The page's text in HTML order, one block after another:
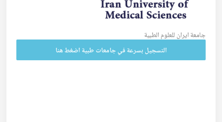
جامعة ايران للعلوم الطبية
التسجيل بسرعة في جامعات طبية اضغط هنا